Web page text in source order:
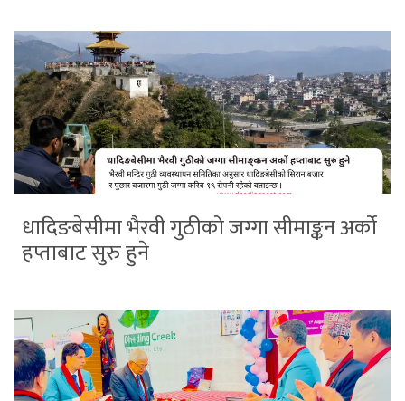
धादिङबेसीमा भैरवी गुठीको जग्गा सीमाङ्कन अर्को
हप्ताबाट सुरु हुने